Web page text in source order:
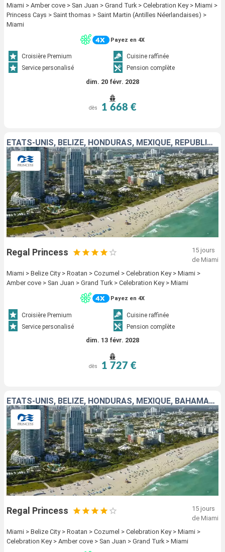
Miami > Amber cove > San Juan > Grand Turk > Celebration Key > Miami >
Princess Cays > Saint thomas > Saint Martin (Antilles Néerlandaises) >
Miami
Payez en 4X
Croisière Premium
Cuisine raffinée
Service personalisé
Pension complète
dim. 20 févr. 2028
dès 1 668 €
ÉTATS-UNIS, BELIZE, HONDURAS, MEXIQUE, RÉPUBLIQUE DOMINICAINE, PORTO RICO, ÎLES TURQUES-ET-CAÏQUES, BAHAMAS
Regal Princess
15 jours
de Miami
Miami > Belize City > Roatan > Cozumel > Celebration Key > Miami >
Amber cove > San Juan > Grand Turk > Celebration Key > Miami
Payez en 4X
Croisière Premium
Cuisine raffinée
Service personalisé
Pension complète
dim. 13 févr. 2028
dès 1 727 €
ÉTATS-UNIS, BELIZE, HONDURAS, MEXIQUE, BAHAMAS, RÉPUBLIQUE DOMINICAINE, PORTO RICO, ÎLES TURQUES-ET-CAÏQUES
Regal Princess
15 jours
de Miami
Miami > Belize City > Roatan > Cozumel > Celebration Key > Miami >
Celebration Key > Amber cove > San Juan > Grand Turk > Miami